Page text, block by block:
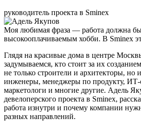
руководитель проекта в Sminex
Моя любимая фраза — работа должна
высокооплачиваемым хобби. В Sminex
Глядя на красивые дома в центре
задумываемся, кто стоит за их
не только строители и архитекторы, но
инженеры, менеджеры по продукту, ИТ-
маркетологи и многие другие. Адель
девелоперского проекта в Sminex,
работа изнутри и почему компании
разных направлений.